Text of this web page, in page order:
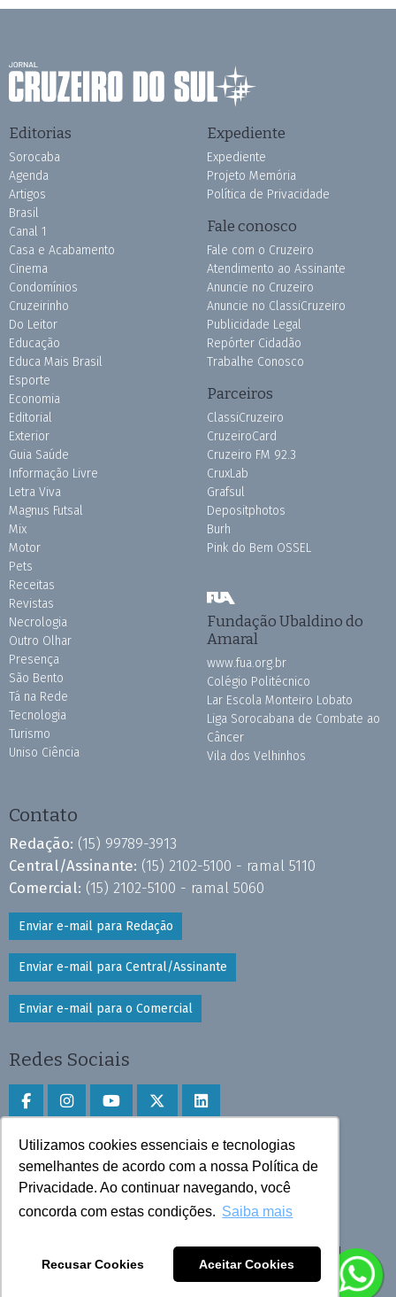
Utilizamos cookies essenciais e tecnologias
semelhantes de acordo com a nossa Política de
Privacidade. Ao continuar navegando, você
concorda com estas condições. Saiba mais
Recusar Cookies Aceitar Cookies
Editorias
Sorocaba
Agenda
Artigos
Brasil
Canal 1
Casa e Acabamento
Cinema
Condomínios
Cruzeirinho
Do Leitor
Educação
Educa Mais Brasil
Esporte
Economia
Editorial
Exterior
Guia Saúde
Informação Livre
Letra Viva
Magnus Futsal
Mix
Motor
Pets
Receitas
Revistas
Necrologia
Outro Olhar
Presença
São Bento
Tá na Rede
Tecnologia
Turismo
Uniso Ciência
Expediente
Expediente
Projeto Memória
Política de Privacidade
Fale conosco
Fale com o Cruzeiro
Atendimento ao Assinante
Anuncie no Cruzeiro
Anuncie no ClassiCruzeiro
Publicidade Legal
Repórter Cidadão
Trabalhe Conosco
Parceiros
ClassiCruzeiro
CruzeiroCard
Cruzeiro FM 92.3
CruxLab
Grafsul
Depositphotos
Burh
Pink do Bem OSSEL
Fundação Ubaldino do
Amaral
www.fua.org.br
Colégio Politécnico
Lar Escola Monteiro Lobato
Liga Sorocabana de Combate ao
Câncer
Vila dos Velhinhos
Contato
Redação: (15) 99789-3913
Central/Assinante: (15) 2102-5100 - ramal 5110
Comercial: (15) 2102-5100 - ramal 5060
Enviar e-mail para Redação
Enviar e-mail para Central/Assinante
Enviar e-mail para o Comercial
Redes Sociais
Faça download do aplicativo
Play Store e App Store
Todos os direitos reservados © 2025 Cruzeiro do Sul